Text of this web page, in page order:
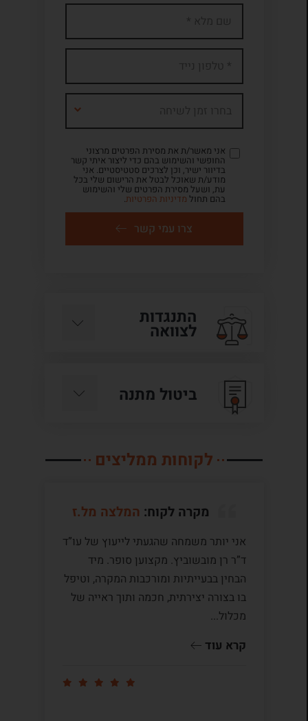
אני מאשר/ת את מסירת הפרטים מרצוני
החופשי והשימוש בהם כדי ליצור איתי קשר
בדיוור ישיר, וכן לצרכים סטטיסטיים. אני
מודע/ת שאוכל לבטל את הרישום שלי בכל
עת, ושעל מסירת הפרטים שלי והשימוש
בהם תחול מדיניות הפרטיות.
צרו עמי קשר
התנגדות
לצוואה
ביטול מתנה
לקוחות ממליצים
מקרה לקוח: המלצה מל.ז
אני יותר משמחה שהגעתי לייעוץ של עו”ד
ד”ר רן מובשוביץ. מקצוען סופר. מיד
הבחין בבעייתיות ומורכבות המקרה, וטיפל
בו בצורה יצירתית, חכמה ותוך ראייה של
מכלול...
קרא עוד